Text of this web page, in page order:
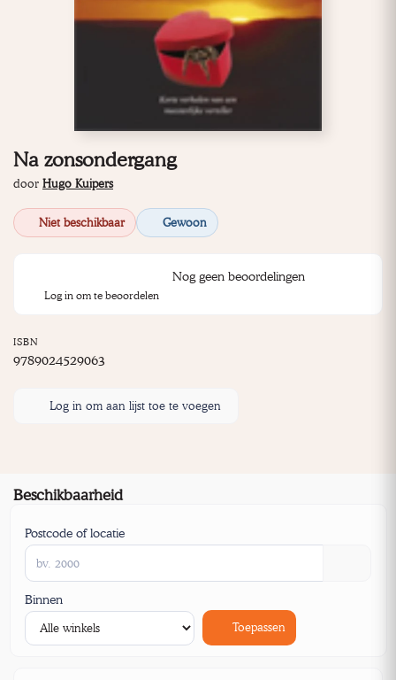
Na zonsondergang
door Hugo Kuipers
Niet beschikbaar Gewoon
Nog geen beoordelingen
Log in om te beoordelen
ISBN
9789024529063
Log in om aan lijst toe te voegen
Beschikbaarheid
Postcode of locatie
Binnen
Toepassen